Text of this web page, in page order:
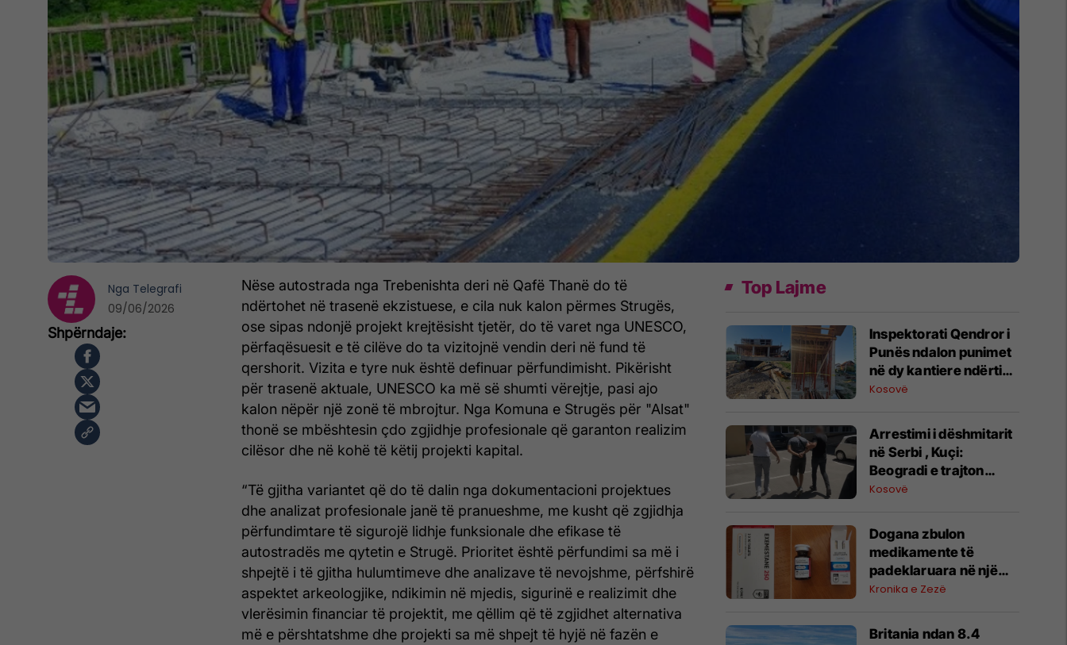
Nëse autostrada nga Trebenishta deri në Qafë Thanë do të
ndërtohet në trasenë ekzistuese, e cila nuk kalon përmes Strugës,
ose sipas ndonjë projekt krejtësisht tjetër, do të varet nga UNESCO,
përfaqësuesit e të cilëve do ta vizitojnë vendin deri në fund të
qershorit. Vizita e tyre nuk është definuar përfundimisht. Pikërisht
për trasenë aktuale, UNESCO ka më së shumti vërejtje, pasi ajo
kalon nëpër një zonë të mbrojtur. Nga Komuna e Strugës për "Alsat"
thonë se mbështesin çdo zgjidhje profesionale që garanton realizim
cilësor dhe në kohë të këtij projekti kapital.
“Të gjitha variantet që do të dalin nga dokumentacioni projektues
dhe analizat profesionale janë të pranueshme, me kusht që zgjidhja
përfundimtare të sigurojë lidhje funksionale dhe efikase të
autostradës me qytetin e Strugë. Prioritet është përfundimi sa më i
shpejtë i të gjitha hulumtimeve dhe analizave të nevojshme, përfshirë
aspektet arkeologjike, ndikimin në mjedis, sigurinë e realizimit dhe
vlerësimin financiar të projektit, me qëllim që të zgjidhet alternativa
më e përshtatshme dhe projekti sa më shpejt të hyjë në fazën e
Nga Telegrafi
09/06/2026
Top Lajme
Inspektorati Qendror i
Punës ndalon punimet
në dy kantiere ndërtimi
në Prizren dhe
Kosovë
​Arrestimi i dëshmitarit
në Serbi , Kuçi:
Beogradi e trajton
zbulimin e së vërtetës
frikësohet nga
zbardhja e varrezave
masive
Kosovë
​Dogana zbulon
medikamente të
padeklaruara në një
autobus në PKK Dheu i
Kronika e Zezë
Britania ndan 8.4